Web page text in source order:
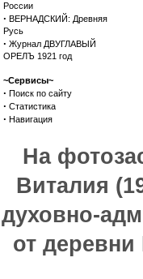
России
· ВЕРНАДСКИЙ: Древняя
Русь
· Журнал ДВУГЛАВЫЙ
ОРЕЛЪ 1921 год
~Сервисы~
· Поиск по сайту
· Статистика
· Навигация
На
Виталия
духовно-
от